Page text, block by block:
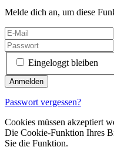
Melde dich an, um diese
Eingeloggt bleiben
Passwort vergessen?
Cookies müssen akzeptiert
Die Cookie-Funktion Ihres
Sie die Funktion.